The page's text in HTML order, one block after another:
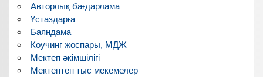
Авторлық бағдарлама
Ұстаздарға
Баяндама
Коучинг жоспары, МДЖ
Мектеп әкімшілігі
Мектептен тыс мекемелер